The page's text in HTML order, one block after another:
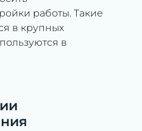
работы. Такие
в крупных
в